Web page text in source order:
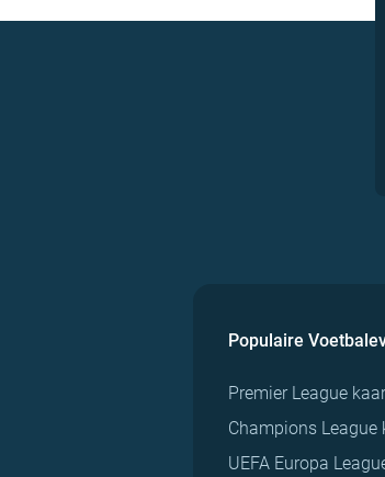
Populaire
Premier League
Champions League
UEFA Europa